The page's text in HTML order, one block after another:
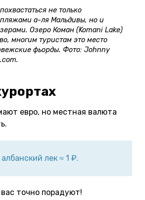
не только
а-ля Мальдивы, но и
Озеро Коман (Komani Lake)
многим туристам это место
фьорды. Фото: Johnny
евро, но местная валюта
лек ≈ 1 ₽.
точно порадуют!